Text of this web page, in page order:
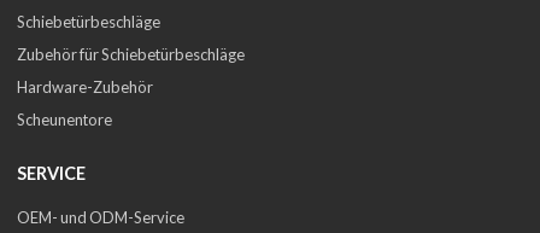
Schiebetürbeschläge
Zubehör für Schiebetürbeschläge
Hardware-Zubehör
Scheunentore
SERVICE
OEM- und ODM-Service